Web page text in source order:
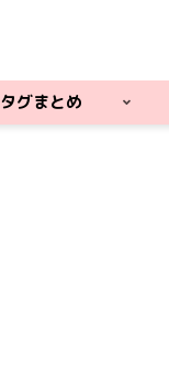
タグまとめ